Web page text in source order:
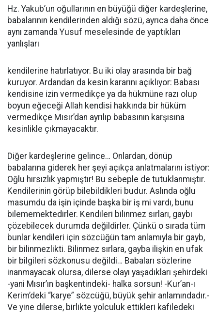
Hz. Yakub’un oğullarının en büyüğü diğer kardeşlerine,
babalarının kendilerinden aldığı sözü, ayrıca daha önce
aynı zamanda Yusuf meselesinde de yaptıkları
yanlışları
kendilerine hatırlatıyor. Bu iki olay arasında bir bağ
kuruyor. Ardandan da kesin kararını açıklıyor: Babası
kendisine izin vermedikçe ya da hükmüne razı olup
boyun eğeceği Allah kendisi hakkında bir hüküm
vermedikçe Mısır’dan ayrılıp babasının karşısına
kesinlikle çıkmayacaktır.
Diğer kardeşlerine gelince… Onlardan, dönüp
babalarına giderek her şeyi açıkça anlatmalarını istiyor:
Oğlu hırsızlık yapmıştır! Bu sebeple de tutuklanmıştır.
Kendilerinin görüp bilebildikleri budur. Aslında oğlu
masumdu da işin içinde başka bir iş mi vardı, bunu
bilememektedirler. Kendileri bilinmez sırları, gaybı
çözebilecek durumda değildirler. Çünkü o sırada tüm
bunlar kendileri için sözcüğün tam anlamıyla bir gayb,
bir bilinmezlikti. Bilinmez sırlara, gayba ilişkin en ufak
bir bilgileri sözkonusu değildi… Babaları sözlerine
inanmayacak olursa, dilerse olayı yaşadıkları şehirdeki
-yani Mısır’ın başkentindeki- halka sorsun! -Kur’an-ı
Kerim’deki “karye” sözcüğü, büyük şehir anlamındadır.-
Ve yine dilerse, birlikte yolculuk ettikleri kafiledeki